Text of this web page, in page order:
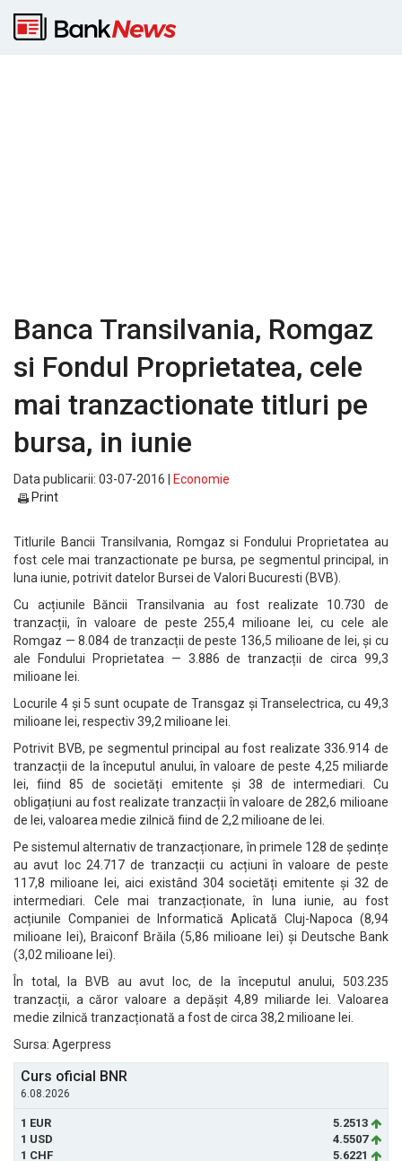
Banca Transilvania, Romgaz
si Fondul Proprietatea, cele
mai tranzactionate titluri pe
bursa, in iunie
Data publicarii: 03-07-2016 |
Economie
Print
Titlurile Bancii Transilvania, Romgaz si Fondului Proprietatea au
fost cele mai tranzactionate pe bursa, pe segmentul principal, in
luna iunie, potrivit datelor Bursei de Valori Bucuresti (BVB).
Cu acțiunile Băncii Transilvania au fost realizate 10.730 de
tranzacții, în valoare de peste 255,4 milioane lei, cu cele ale
Romgaz — 8.084 de tranzacții de peste 136,5 milioane de lei, și cu
ale Fondului Proprietatea — 3.886 de tranzacții de circa 99,3
milioane lei.
Locurile 4 și 5 sunt ocupate de Transgaz și Transelectrica, cu 49,3
milioane lei, respectiv 39,2 milioane lei.
Potrivit BVB, pe segmentul principal au fost realizate 336.914 de
tranzacții de la începutul anului, în valoare de peste 4,25 miliarde
lei, fiind 85 de societăți emitente și 38 de intermediari. Cu
obligațiuni au fost realizate tranzacții în valoare de 282,6 milioane
de lei, valoarea medie zilnică fiind de 2,2 milioane de lei.
Pe sistemul alternativ de tranzacționare, în primele 128 de ședințe
au avut loc 24.717 de tranzacții cu acțiuni în valoare de peste
117,8 milioane lei, aici existând 304 societăți emitente și 32 de
intermediari. Cele mai tranzacționate, în luna iunie, au fost
acțiunile Companiei de Informatică Aplicată Cluj-Napoca (8,94
milioane lei), Braiconf Brăila (5,86 milioane lei) și Deutsche Bank
(3,02 milioane lei).
În total, la BVB au avut loc, de la începutul anului, 503.235
tranzacții, a căror valoare a depășit 4,89 miliarde lei. Valoarea
medie zilnică tranzacționată a fost de circa 38,2 milioane lei.
Sursa: Agerpress
Curs oficial BNR
6.08.2026
1 EUR
5.2513
1 USD
4.5507
1 CHF
5.6221